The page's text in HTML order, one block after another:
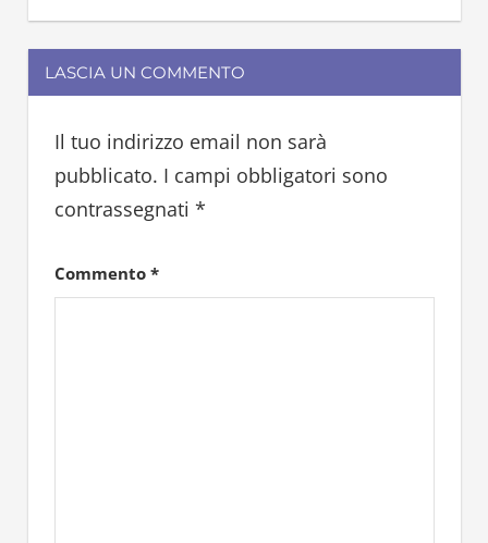
LASCIA UN COMMENTO
Il tuo indirizzo email non sarà
pubblicato. I campi obbligatori sono
contrassegnati *
Commento *